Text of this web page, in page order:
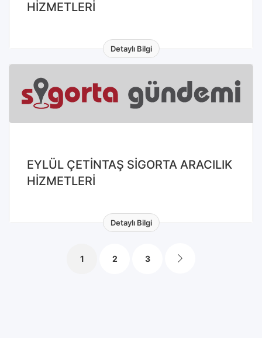
Detaylı Bilgi
HİZMETLERİ
Detaylı Bilgi
EYLÜL ÇETİNTAŞ SİGORTA ARACILIK
HİZMETLERİ
1 2 3